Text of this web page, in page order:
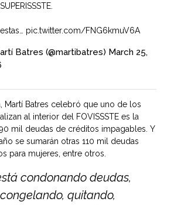
.
pic.twitter.com/FNG6kmuV6A
Batres (@martibatres) March 25,
Martí Batres celebró que uno de los
al interior del FOVISSSTE es la
mil deudas de créditos impagables. Y
se sumarán otras 110 mil deudas
para mujeres, entre otros.
condonando deudas,
quitando,